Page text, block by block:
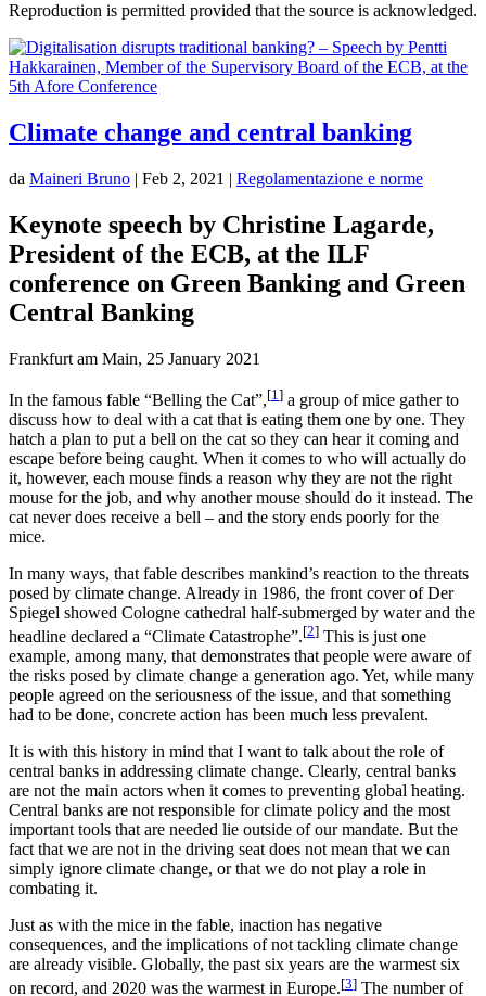
Reproduction is permitted provided that the source is acknowledged.
Climate change and central banking
da Maineri Bruno | Feb 2, 2021 | Regolamentazione e norme
Keynote speech by Christine Lagarde,
President of the ECB, at the ILF
conference on Green Banking and Green
Central Banking
Frankfurt am Main, 25 January 2021
In the famous fable “Belling the Cat”,[1 ] a group of mice gather to
discuss how to deal with a cat that is eating them one by one. They
hatch a plan to put a bell on the cat so they can hear it coming and
escape before being caught. When it comes to who will actually do
it, however, each mouse finds a reason why they are not the right
mouse for the job, and why another mouse should do it instead. The
cat never does receive a bell – and the story ends poorly for the
mice.
In many ways, that fable describes mankind’s reaction to the threats
posed by climate change. Already in 1986, the front cover of Der
Spiegel showed Cologne cathedral half-submerged by water and the
headline declared a “Climate Catastrophe”.[2] This is just one
example, among many, that demonstrates that people were aware of
the risks posed by climate change a generation ago. Yet, while many
people agreed on the seriousness of the issue, and that something
had to be done, concrete action has been much less prevalent.
It is with this history in mind that I want to talk about the role of
central banks in addressing climate change. Clearly, central banks
are not the main actors when it comes to preventing global heating.
Central banks are not responsible for climate policy and the most
important tools that are needed lie outside of our mandate. But the
fact that we are not in the driving seat does not mean that we can
simply ignore climate change, or that we do not play a role in
combating it.
Just as with the mice in the fable, inaction has negative
consequences, and the implications of not tackling climate change
are already visible. Globally, the past six years are the warmest six
on record, and 2020 was the warmest in Europe.[3] The number of